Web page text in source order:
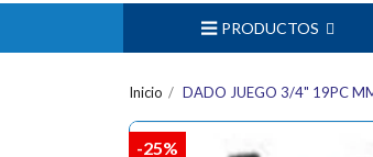
PRODUCTOS
Inicio DADO JUEGO 3/4" 19PC
-25%